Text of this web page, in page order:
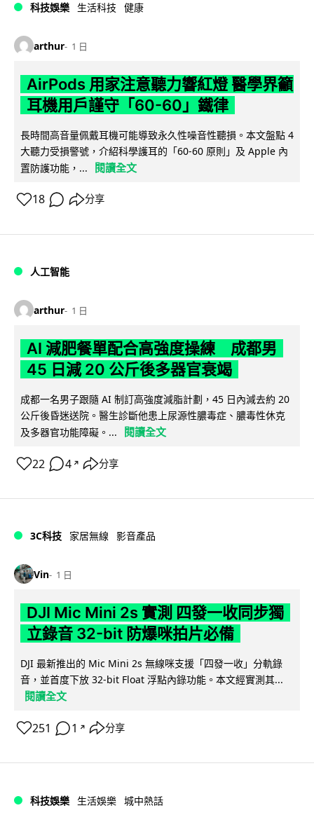
科技娛樂 生活科技 健康
arthur 1 日
AirPods 用家注意聽力響紅燈 醫學界籲
耳機用戶謹守「60-60」鐵律
長時間高音量佩戴耳機可能導致永久性噪音性聽損。本文盤點 4
大聽力受損警號，介紹科學護耳的「60-60 原則」及 Apple 內
置防護功能，...
閱讀全文
18 分享
人工智能
arthur 1 日
AI 減肥餐單配合高強度操練 成都男
45 日減 20 公斤後多器官衰竭
成都一名男子跟隨 AI 制訂高強度減脂計劃，45 日內減去約 20
公斤後昏迷送院。醫生診斷他患上尿源性膿毒症、膿毒性休克
及多器官功能障礙。...
閱讀全文
22 4 ↗ 分享
3C科技 家居無線 影音產品
Vin 1 日
DJI Mic Mini 2s 實測 四發一收同步獨
立錄音 32-bit 防爆咪拍片必備
DJI 最新推出的 Mic Mini 2s 無線咪支援「四發一收」分軌錄
音，並首度下放 32-bit Float 浮點內錄功能。本文經實測其...
閱讀全文
251 1 ↗ 分享
科技娛樂 生活娛樂 城中熱話